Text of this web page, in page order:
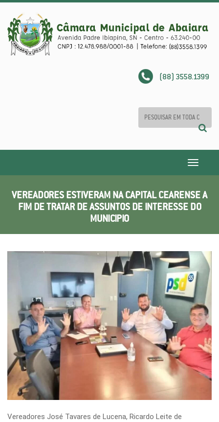
(88) 3558.1399
Toggle
VEREADORES ESTIVERAM NA CAPITAL CEARENSE A
FIM DE TRATAR DE ASSUNTOS DE INTERESSE DO
MUNICIPIO
Vereadores José Tavares de Lucena, Ricardo Leite de